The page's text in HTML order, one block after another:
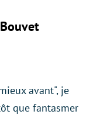
avant", je
que fantasmer